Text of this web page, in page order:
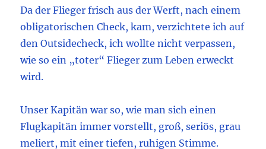
Da der Flieger frisch aus der Werft, nach einem
obligatorischen Check, kam, verzichtete ich auf
den Outsidecheck, ich wollte nicht verpassen,
wie so ein „toter“ Flieger zum Leben erweckt
wird.
Unser Kapitän war so, wie man sich einen
Flugkapitän immer vorstellt, groß, seriös, grau
meliert, mit einer tiefen, ruhigen Stimme.